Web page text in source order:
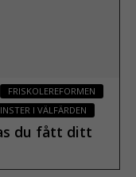
FRISKOLEREFORMEN
I VÄLFÄRDEN
du fått ditt